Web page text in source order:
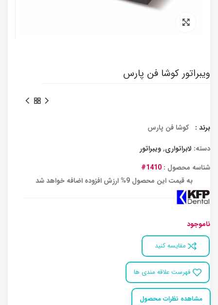
ویبراتور کوشا فن پارس
برند :
کوشا فن پارس
دسته: لابراتواری,ویبراتور
شناسه محصول : 1410#
به قیمت این محصول 9% ارزش افزوده اضافه خواهد شد
ناموجود
مقایسه کنید
فهرست علاقه مندی ها
مشاهده نظرات محصول